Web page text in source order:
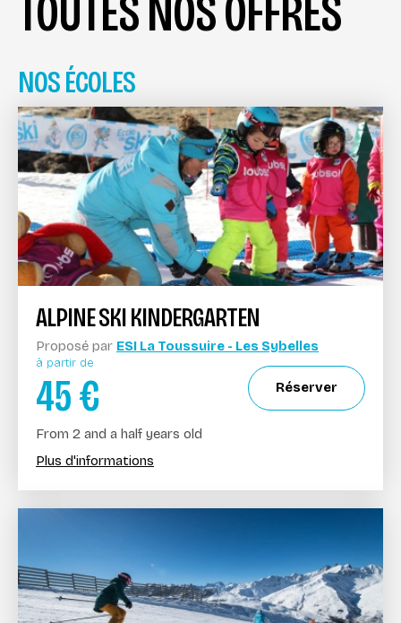
NOS ÉCOLES
ALPINE SKI KINDERGARTEN
Proposé par ESI La Toussuire - Les Sybelles
à partir de
45€ Réserver
From 2 and a half years old
Plus d'informations